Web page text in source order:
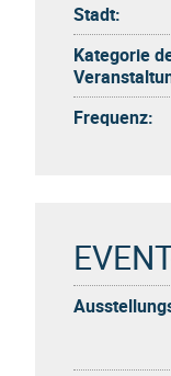
Stadt:
Kategorie
Frequenz: